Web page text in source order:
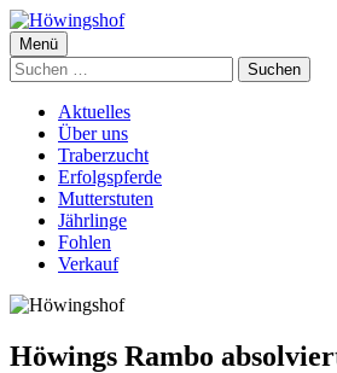
Springe
zum
Inhalt
Höwingshof
Traberzucht seit Generationen – im Herzen
Primäres
Menü
Menü
Suchen
nach:
Aktuelles
Über uns
Traberzucht
Erfolgspferde
Mutterstuten
Jährlinge
Fohlen
Verkauf
Höwings Rambo